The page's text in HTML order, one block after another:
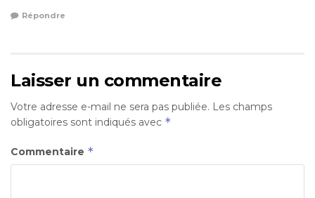
Répondre
Laisser un commentaire
Votre adresse e-mail ne sera pas publiée. Les champs
obligatoires sont indiqués avec *
Commentaire *